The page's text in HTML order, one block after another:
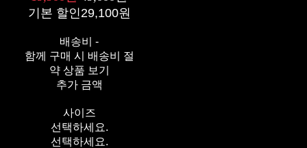
기본 할인 29,100원
배송비-
함께 구매 시 배송비 절
약 상품 보기
추가 금액
사이즈
선택하세요.
선택하세요.